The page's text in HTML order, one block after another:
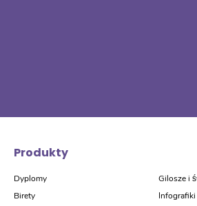
Produkty
Dyplomy
Birety
Gilosze i